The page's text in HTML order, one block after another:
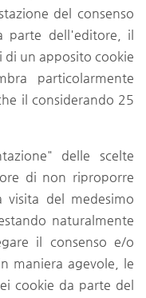
del consenso
parte dell'editore, il
di un apposito cookie
particolarmente
il considerando 25
delle scelte
di non riproporre
visita del medesimo
naturalmente
il consenso e/o
maniera agevole, le
cookie da parte del